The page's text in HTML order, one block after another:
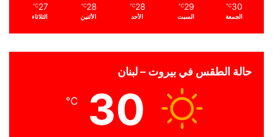
30
℃
الجمعة
29
℃
السبت
28
℃
الأحد
28
℃
الأثنين
27
℃
الثلاثاء
حالة الطقس في بيروت – لبنان
30
℃